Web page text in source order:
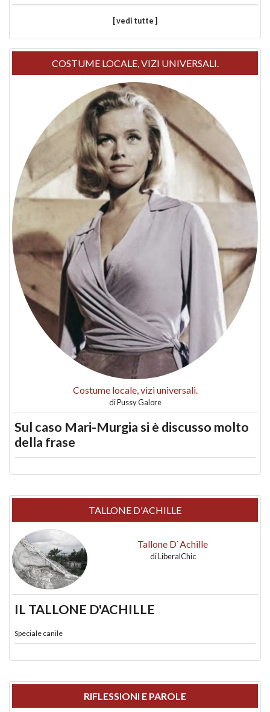
[ vedi tutte ]
COSTUME LOCALE, VIZI UNIVERSALI.
Costume locale, vizi universali.
diPussy Galore
Sul caso Mari-Murgia si è discusso molto
della frase
TALLONE D'ACHILLE
Tallone D`Achille
diLiberalChic
IL TALLONE D'ACHILLE
Speciale canile
RIFLESSIONI E PAROLE